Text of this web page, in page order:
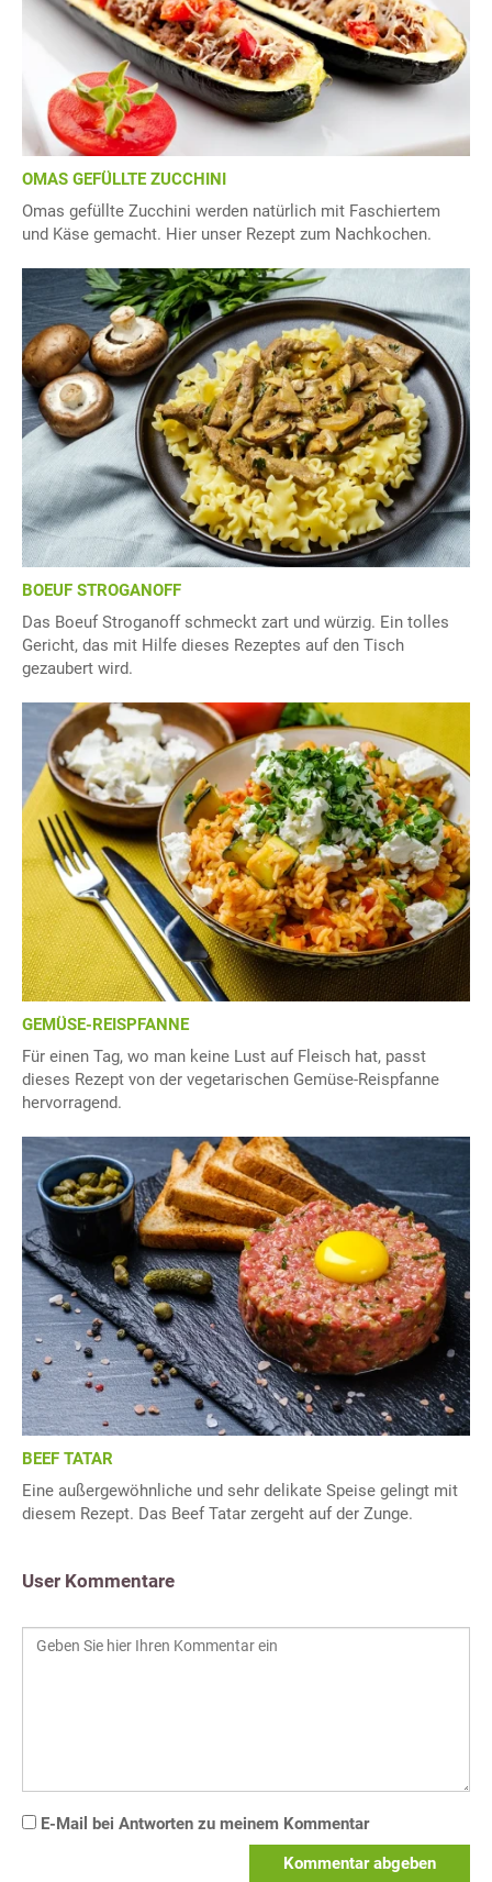
OMAS GEFÜLLTE ZUCCHINI
Omas gefüllte Zucchini werden natürlich mit Faschiertem
und Käse gemacht. Hier unser Rezept zum Nachkochen.
BOEUF STROGANOFF
Das Boeuf Stroganoff schmeckt zart und würzig. Ein tolles
Gericht, das mit Hilfe dieses Rezeptes auf den Tisch
gezaubert wird.
GEMÜSE-REISPFANNE
Für einen Tag, wo man keine Lust auf Fleisch hat, passt
dieses Rezept von der vegetarischen Gemüse-Reispfanne
hervorragend.
BEEF TATAR
Eine außergewöhnliche und sehr delikate Speise gelingt mit
diesem Rezept. Das Beef Tatar zergeht auf der Zunge.
User Kommentare
E-Mail bei Antworten zu meinem Kommentar
Kommentar abgeben